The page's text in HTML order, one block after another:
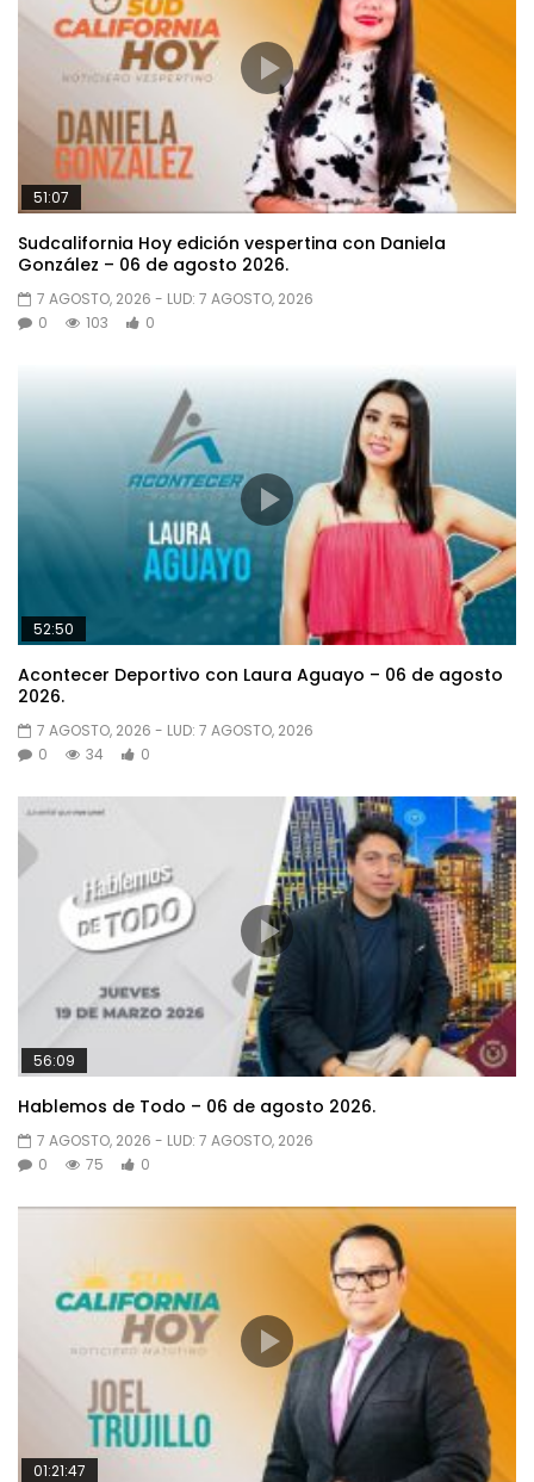
51:07
Sudcalifornia Hoy edición vespertina con Daniela
González – 06 de agosto 2026.
7 AGOSTO, 2026 - LUD: 7 AGOSTO, 2026
0
103 0
52:50
Acontecer Deportivo con Laura Aguayo – 06 de agosto
2026.
7 AGOSTO, 2026 - LUD: 7 AGOSTO, 2026
0
34 0
56:09
Hablemos de Todo – 06 de agosto 2026.
7 AGOSTO, 2026 - LUD: 7 AGOSTO, 2026
0
75 0
01:21:47